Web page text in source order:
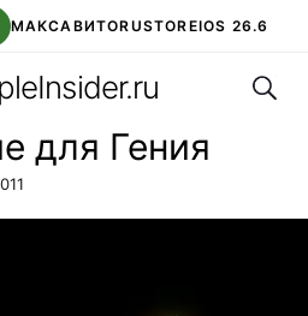
МАКСАВИТОRUSTOREIOS 26.6
ОНЛАЙН ЧАТ В ROBLOX
для Гения